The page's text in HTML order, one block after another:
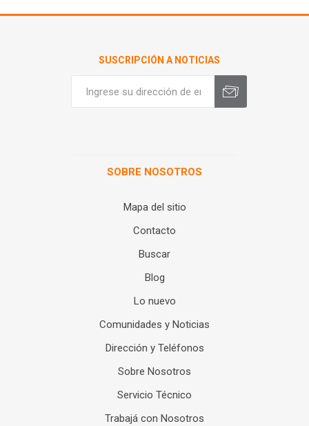
SUSCRIPCIÓN A NOTICIAS
SOBRE NOSOTROS
Mapa del sitio
Contacto
Buscar
Blog
Lo nuevo
Comunidades y Noticias
Dirección y Teléfonos
Sobre Nosotros
Servicio Técnico
Trabajá con Nosotros